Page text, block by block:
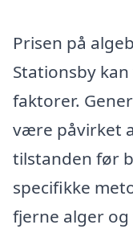
Prisen på
Stationsby
faktorer.
være påvirket
tilstanden før
specifikke
fjerne alger